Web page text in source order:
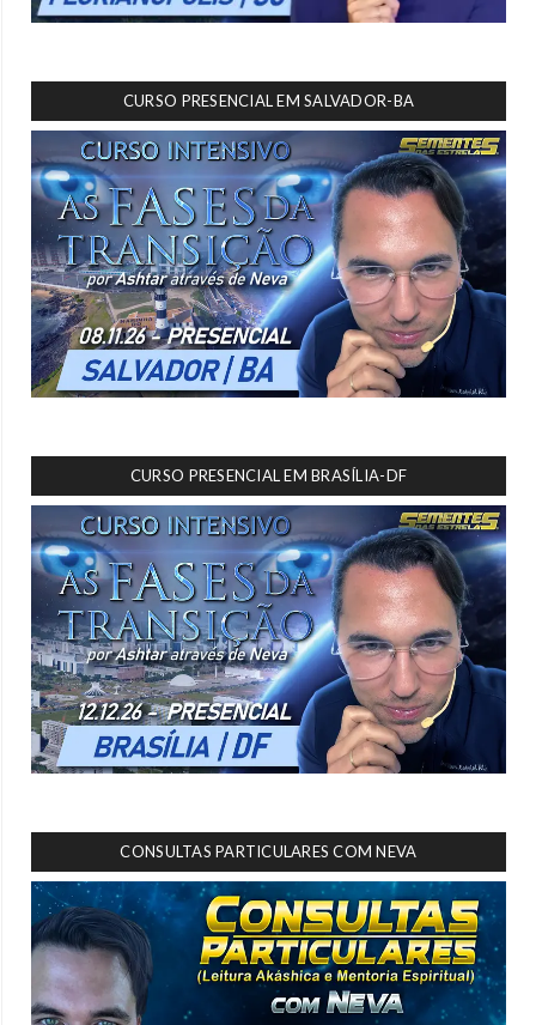
CURSO PRESENCIAL EM SALVADOR-BA
CURSO PRESENCIAL EM BRASÍLIA-DF
CONSULTAS PARTICULARES COM NEVA